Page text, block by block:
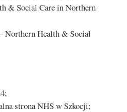
& Social Care in Northern
Northern Health & Social
strona NHS w Szkocji;